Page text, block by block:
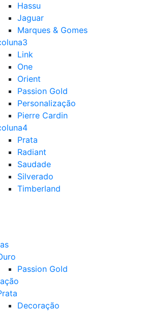
Hassu
Jaguar
Marques & Gomes
Link
One
Orient
Passion Gold
Personalização
Pierre Cardin
Prata
Radiant
Saudade
Silverado
Timberland
Passion Gold
Decoração